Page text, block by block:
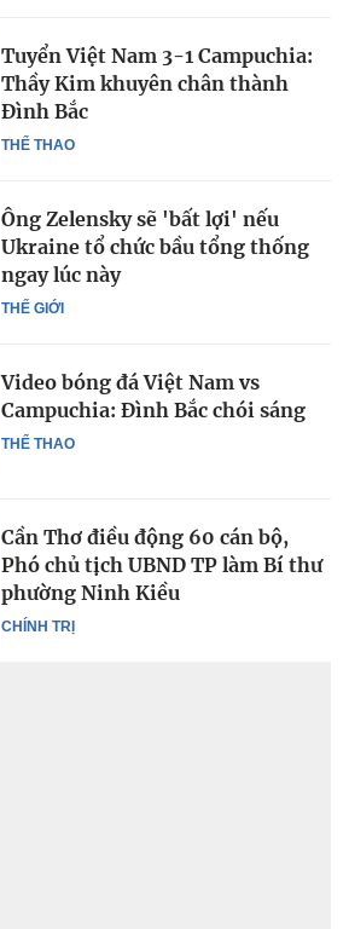
THỂ THAO
Tuyển Việt Nam 3-1 Campuchia:
Thầy Kim khuyên chân thành
Đình Bắc
THẾ GIỚI
Ông Zelensky sẽ 'bất lợi' nếu
Ukraine tổ chức bầu tổng thống
ngay lúc này
THỂ THAO
Video bóng đá Việt Nam vs
Campuchia: Đình Bắc chói sáng
CHÍNH TRỊ
Cần Thơ điều động 60 cán bộ,
Phó chủ tịch UBND TP làm Bí thư
phường Ninh Kiều